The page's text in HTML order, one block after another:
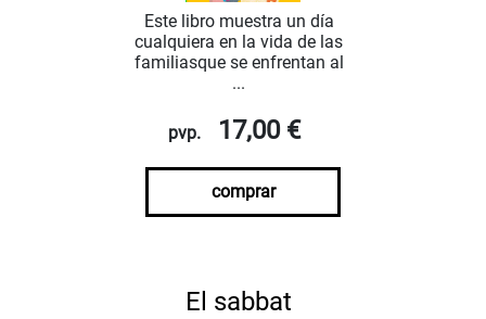
Este libro muestra un día
cualquiera en la vida de las
familiasque se enfrentan al
...
pvp. 17,00 €
comprar
El sabbat